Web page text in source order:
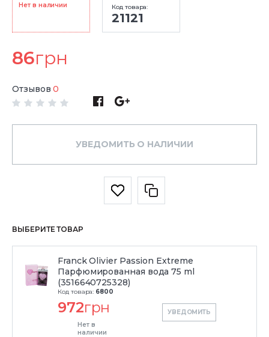
Нет в наличии Код товара:
21121
86грн
Отзывов 0
УВЕДОМИТЬ О НАЛИЧИИ
ВЫБЕРИТЕ ТОВАР
Franck Olivier Passion Extreme
Парфюмированная вода 75 ml
(3516640725328)
Код товара: 6800
972грн
Нет в
наличии
УВЕДОМИТЬ